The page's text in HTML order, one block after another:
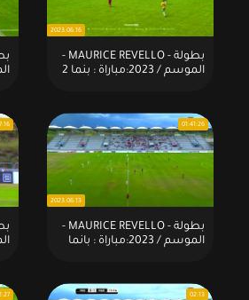
بطولة - MAURICE REVELLO -
الموسم / 2023:مباراة : بنما 2
2023.06.16
بطولة - MAURICE REVELLO -
الموسم / 2023:مباراة : بانما
01:41:26
2023.06.13
17:16
02:13
01:42:27